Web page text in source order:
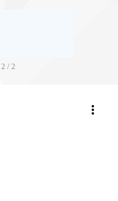
2 / 2
more_vert